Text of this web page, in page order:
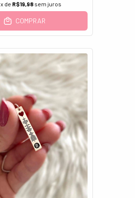
x de R$19,98 sem juros
COMPRAR